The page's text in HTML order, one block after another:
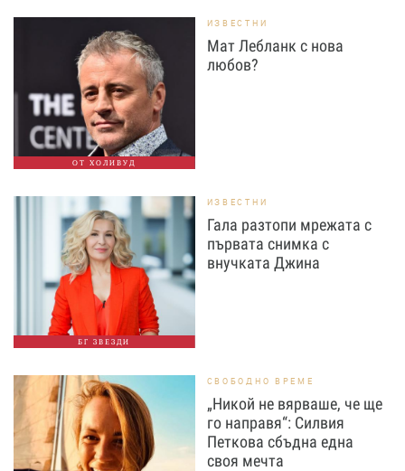
ОТ ХОЛИВУД
ИЗВЕСТНИ
Мат Лебланк с нова
любов?
БГ ЗВЕЗДИ
ИЗВЕСТНИ
Гала разтопи мрежата с
първата снимка с
внучката Джина
СВОБОДНО ВРЕМЕ
„Никой не вярваше, че ще
го направя“: Силвия
Петкова сбъдна една
своя мечта